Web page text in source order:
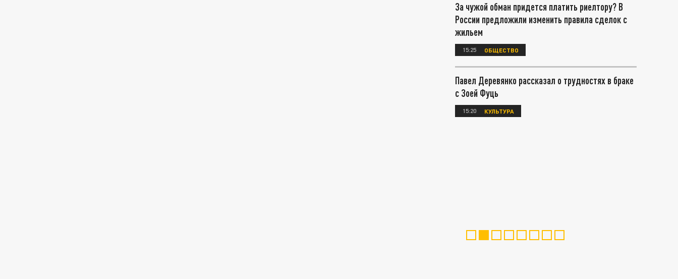
За чужой обман придется платить риелтору? В
России предложили изменить правила сделок с
жильем
15:25 ОБЩЕСТВО
Павел Деревянко рассказал о трудностях в браке
с Зоей Фуць
15:20 КУЛЬТУРА